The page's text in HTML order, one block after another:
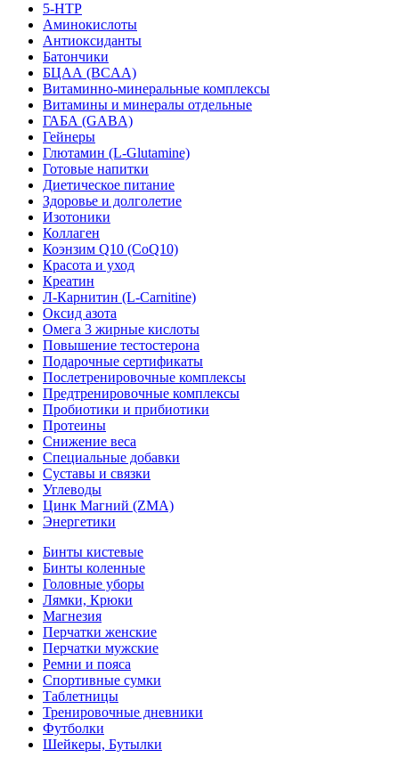
5-HTP
Аминокислоты
Антиоксиданты
Батончики
БЦАА (BCAA)
Витаминно-минеральные комплексы
Витамины и минералы отдельные
ГАБА (GABA)
Гейнеры
Глютамин (L-Glutamine)
Готовые напитки
Диетическое питание
Здоровье и долголетие
Изотоники
Коллаген
Коэнзим Q10 (CoQ10)
Красота и уход
Креатин
Л-Карнитин (L-Сarnitine)
Оксид азота
Омега 3 жирные кислоты
Повышение тестостерона
Подарочные сертификаты
Послетренировочные комплексы
Предтренировочные комплексы
Пробиотики и прибиотики
Протеины
Снижение веса
Специальные добавки
Суставы и связки
Углеводы
Цинк Магний (ZMA)
Энергетики
Бинты кистевые
Бинты коленные
Головные уборы
Лямки, Крюки
Магнезия
Перчатки женские
Перчатки мужские
Ремни и пояса
Спортивные сумки
Таблетницы
Тренировочные дневники
Футболки
Шейкеры, Бутылки